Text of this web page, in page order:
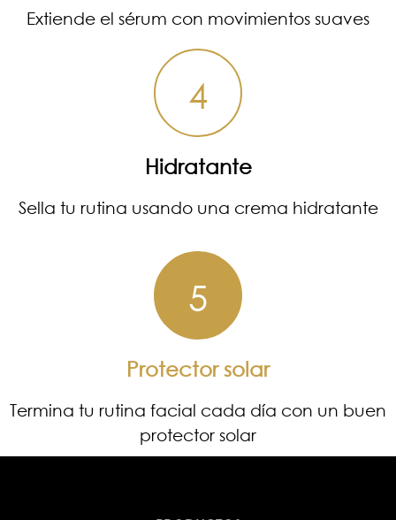
Extiende el sérum con movimientos suaves
4
Hidratante
Sella tu rutina usando una crema hidratante
5
Protector solar
Termina tu rutina facial cada día con un buen
protector solar